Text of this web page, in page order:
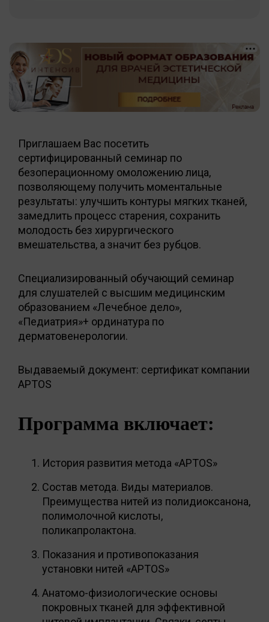
Приглашаем Вас посетить
сертифицированный семинар по
безоперационному омоложению лица,
позволяющему получить моментальные
результаты: улучшить контуры мягких тканей,
замедлить процесс старения, сохранить
молодость без хирургического
вмешательства, а значит без рубцов.
Специализированный обучающий семинар
для слушателей с высшим медицинским
образованием «Лечебное дело»,
«Педиатрия»+ ординатура по
дерматовенерологии.
Выдаваемый документ: сертификат компании
APTOS
Программа включает:
История развития метода «APTOS»
Состав метода. Виды материалов.
Преимущества нитей из полидиоксанона,
полимолочной кислоты,
поликапролактона.
Показания и противопоказания
установки нитей «APTOS»
Анатомо-физиологические основы
покровных тканей для эффективной